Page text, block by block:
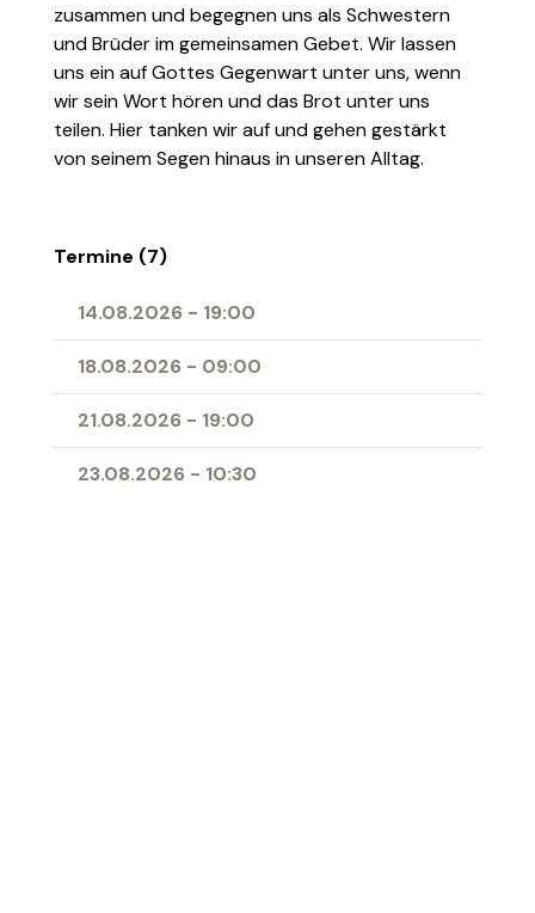
zusammen und begegnen uns als Schwestern
und Brüder im gemeinsamen Gebet. Wir lassen
uns ein auf Gottes Gegenwart unter uns, wenn
wir sein Wort hören und das Brot unter uns
teilen. Hier tanken wir auf und gehen gestärkt
von seinem Segen hinaus in unseren Alltag.
Termine (7)
14.08.2026 - 19:00
18.08.2026 - 09:00
21.08.2026 - 19:00
23.08.2026 - 10:30